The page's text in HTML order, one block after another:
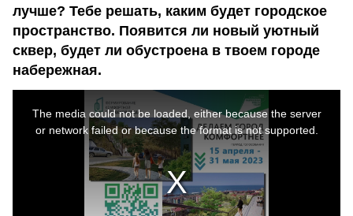
лучше? Тебе решать, каким будет городское
пространство. Появится ли новый уютный
сквер, будет ли обустроена в твоем городе
набережная.
The media could not be loaded, either because the server
or network failed or because the format is not supported.